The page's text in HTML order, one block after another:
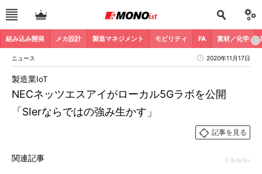
組み込み開発 メカ設計 製造マネジメント モビリティ FA 素材／化学
ニュース 2020年11月17日
NECネッツエスアイがローカル5Gラボを公開
「SIerならではの強み生かす」
製造業IoT
記事を見る
関連記事 6 Articles